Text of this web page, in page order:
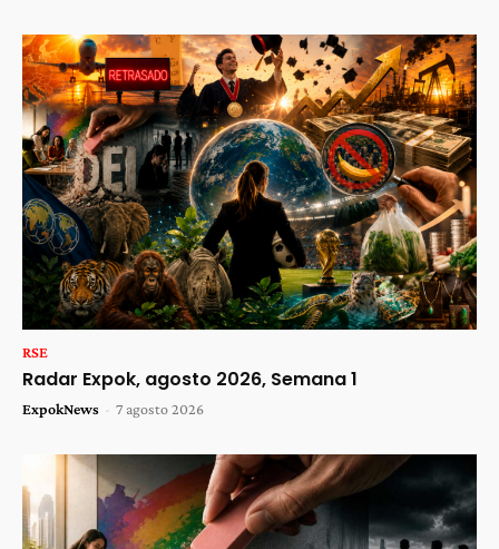
RSE
Radar Expok, agosto 2026, Semana 1
ExpokNews - 7 agosto 2026